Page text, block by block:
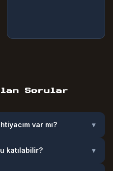
Sorular
var mı? ▾
katılabilir? ▾